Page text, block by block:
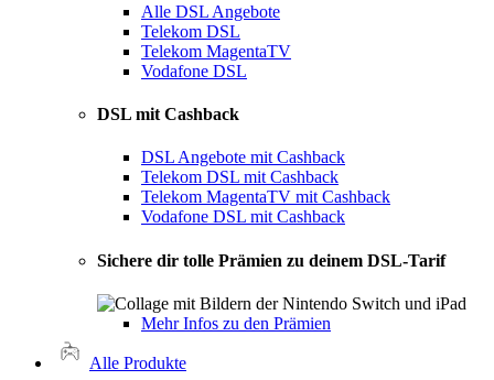
Alle DSL Angebote
Telekom DSL
Telekom MagentaTV
Vodafone DSL
DSL mit Cashback
DSL Angebote mit Cashback
Telekom DSL mit Cashback
Telekom MagentaTV mit Cashback
Vodafone DSL mit Cashback
Sichere dir tolle Prämien zu deinem DSL-Tarif
Mehr Infos zu den Prämien
Alle Produkte